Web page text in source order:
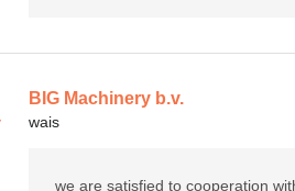
BIG Machinery b.v.
wais
we are satisfied to cooperation